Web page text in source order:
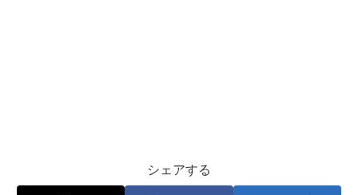
シェアする